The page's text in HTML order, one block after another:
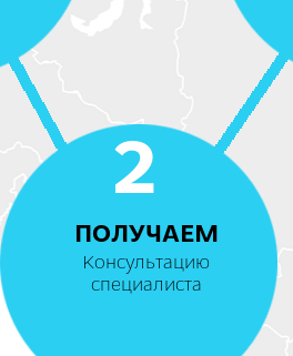
2
ПОЛУЧАЕМ
Консультацию
специалиста